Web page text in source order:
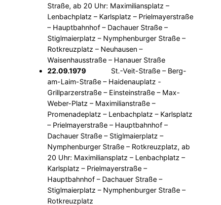
Straße, ab 20 Uhr: Maximiliansplatz –
Lenbachplatz – Karlsplatz – Prielmayerstraße
– Hauptbahnhof – Dachauer Straße –
Stiglmaierplatz – Nymphenburger Straße –
Rotkreuzplatz – Neuhausen –
Waisenhausstraße – Hanauer Straße
22.09.1979
St.-Veit-Straße – Berg-
am-Laim-Straße – Haidenauplatz -
Grillparzerstraße – Einsteinstraße – Max-
Weber-Platz – Maximilianstraße –
Promenadeplatz – Lenbachplatz – Karlsplatz
– Prielmayerstraße – Hauptbahnhof –
Dachauer Straße – Stiglmaierplatz –
Nymphenburger Straße – Rotkreuzplatz, ab
20 Uhr: Maximiliansplatz – Lenbachplatz –
Karlsplatz – Prielmayerstraße –
Hauptbahnhof – Dachauer Straße –
Stiglmaierplatz – Nymphenburger Straße –
Rotkreuzplatz